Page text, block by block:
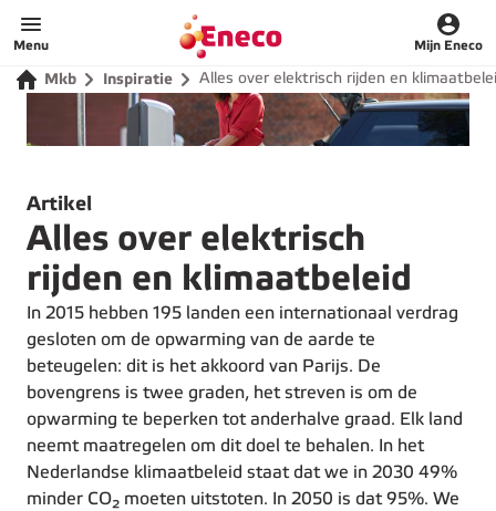
Menu Mijn Eneco
Mkb Inspiratie Alles over elektrisch rijden en
Artikel
Alles over elektrisch
rijden en klimaatbeleid
In 2015 hebben 195 landen een internationaal verdrag
gesloten om de opwarming van de aarde te
beteugelen: dit is het akkoord van Parijs. De
bovengrens is twee graden, het streven is om de
opwarming te beperken tot anderhalve graad. Elk land
neemt maatregelen om dit doel te behalen. In het
Nederlandse klimaatbeleid staat dat we in 2030 49%
minder CO₂ moeten uitstoten. In 2050 is dat 95%. We